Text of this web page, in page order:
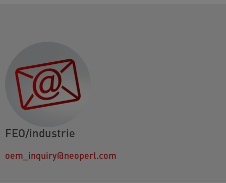
FEO/industrie
oem_inquiry@neoperl.com